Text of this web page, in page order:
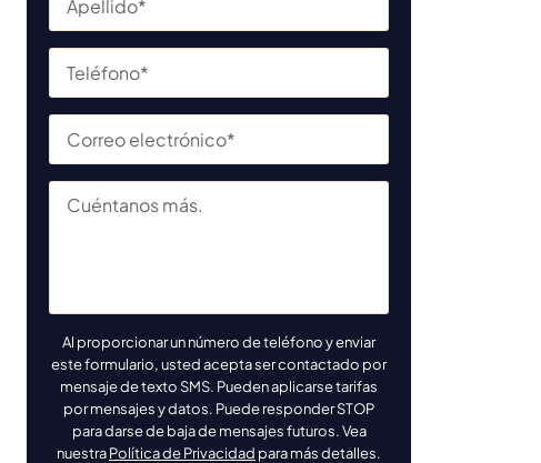
Al proporcionar un número de teléfono y enviar
este formulario, usted acepta ser contactado por
mensaje de texto SMS. Pueden aplicarse tarifas
por mensajes y datos. Puede responder STOP
para darse de baja de mensajes futuros. Vea
nuestraPolítica de Privacidad para más detalles.